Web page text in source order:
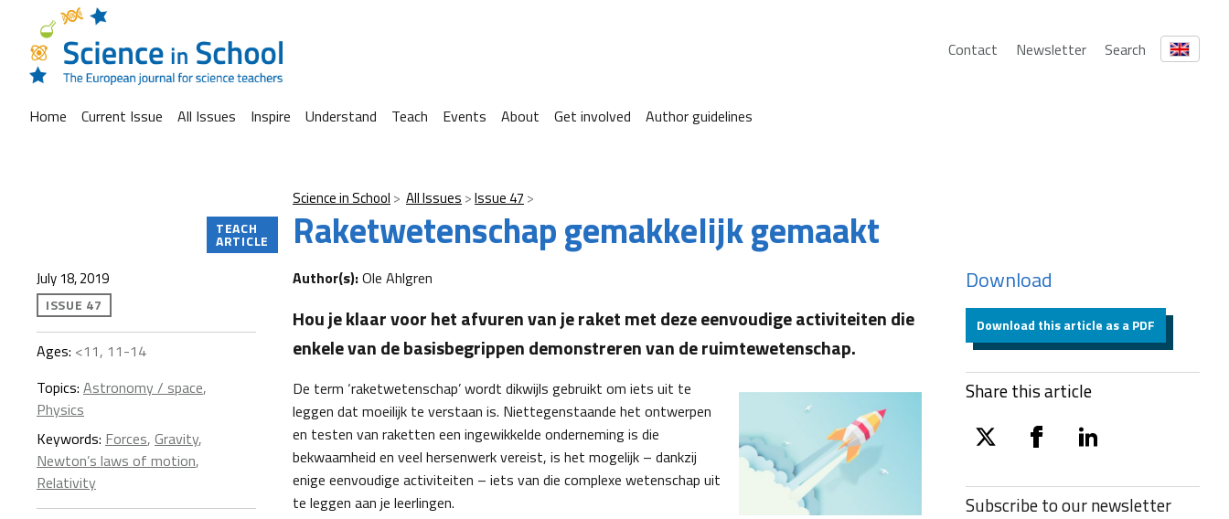
Contact Newsletter Search
Home Current Issue All Issues Inspire Understand Teach Events About Get involved Author guidelines
Science in School All Issues Issue 47
Raketwetenschap gemakkelijk gemaakt
TEACH
ARTICLE
July 18, 2019
ISSUE 47
Ages: <11, 11-14
Topics: Astronomy / space,
Physics
Keywords: Forces, Gravity,
Newton’s laws of motion,
Relativity
Author(s):Ole Ahlgren
Hou je klaar voor het afvuren van je raket met deze eenvoudige activiteiten die
enkele van de basisbegrippen demonstreren van de ruimtewetenschap.
De term ‘raketwetenschap’ wordt dikwijls gebruikt om iets uit te
leggen dat moeilijk te verstaan is. Niettegenstaande het ontwerpen
en testen van raketten een ingewikkelde onderneming is die
bekwaamheid en veel hersenwerk vereist, is het mogelijk – dankzij
enige eenvoudige activiteiten – iets van die complexe wetenschap uit
te leggen aan je leerlingen.
Download
Download this article as a PDF
Share this article
twitter facebooklinkedin
Subscribe to ournewsletter